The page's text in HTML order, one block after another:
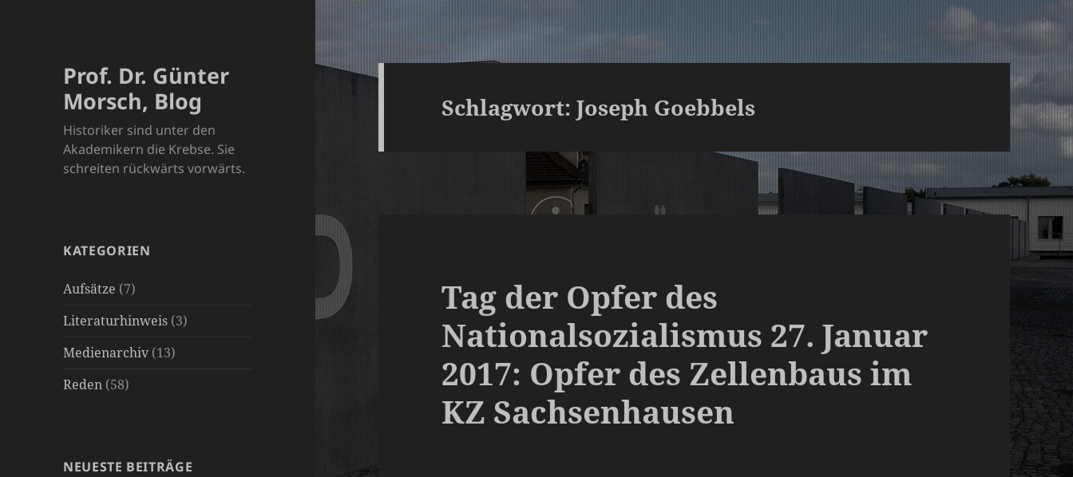
Prof. Dr. Günter
Morsch, Blog
Historiker sind unter den
Akademikern die Krebse. Sie
schreiten rückwärts vorwärts.
KATEGORIEN
Aufsätze (7)
Literaturhinweis (3)
Medienarchiv (13)
Reden (58)
NEUESTE BEITRÄGE
Schlagwort:Joseph Goebbels
Tag der Opfer des
Nationalsozialismus 27. Januar
2017: Opfer des Zellenbaus im
KZ Sachsenhausen